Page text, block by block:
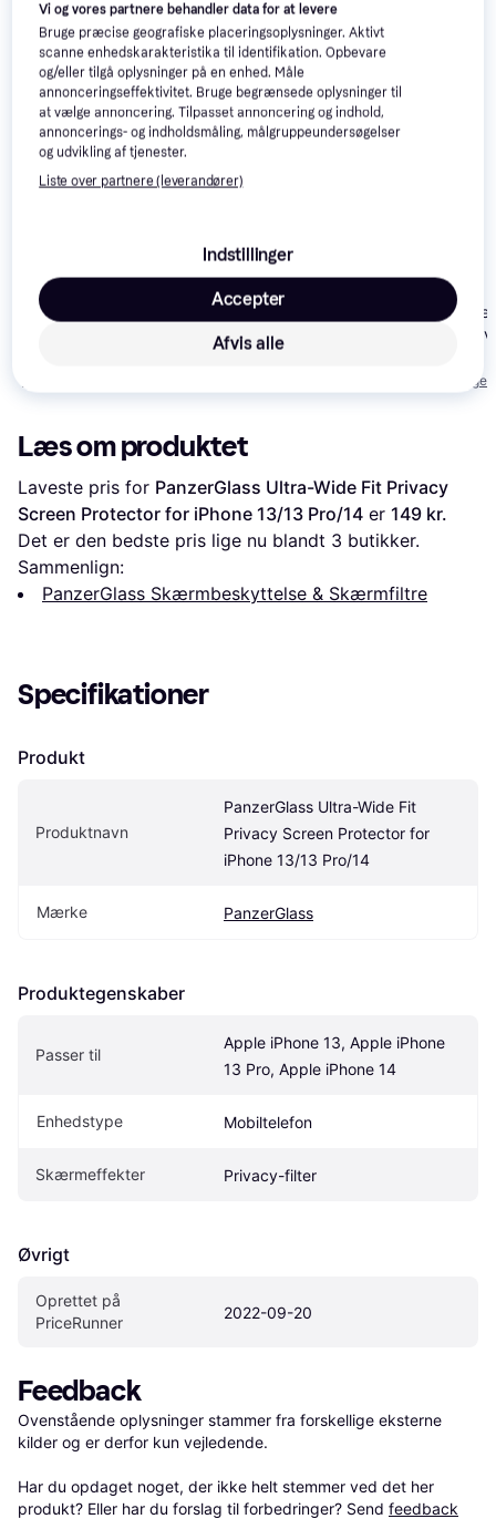
Wide Fit Privacy
Skærmbeskyttelse til
iPhone 16e/14/13/13
Privacy Screen
iPhone 13/13 Pro/14
Zagg
Glass Elite
for iPhone 13/
Eller 3
Læs om produktet
Laveste pris for PanzerGlass Ultra-Wide Fit Privacy
Screen Protector for iPhone 13/13 Pro/14 er 149 kr.
Det er den bedste pris lige nu blandt 3 butikker.
Sammenlign:
PanzerGlass Skærmbeskyttelse & Skærmfiltre
Specifikationer
Produkt
Produktnavn
PanzerGlass Ultra-Wide Fit
Privacy Screen Protector for
iPhone 13/13 Pro/14
Mærke PanzerGlass
Produktegenskaber
Passer til
Apple iPhone 13, Apple iPhone
13 Pro, Apple iPhone 14
Enhedstype Mobiltelefon
Skærmeffekter Privacy-filter
Øvrigt
Oprettet på
PriceRunner
2022-09-20
Feedback
Ovenstående oplysninger stammer fra forskellige eksterne
kilder og er derfor kun vejledende.
Har du opdaget noget, der ikke helt stemmer ved det her
produkt? Eller har du forslag til forbedringer? Send feedback
Vi og vores partnere behandler data for at levere
Bruge præcise geografiske placeringsoplysninger. Aktivt
scanne enhedskarakteristika til identifikation. Opbevare
og/eller tilgå oplysninger på en enhed. Måle
annonceringseffektivitet. Bruge begrænsede oplysninger til
at vælge annoncering. Tilpasset annoncering og indhold,
annoncerings- og indholdsmåling, målgruppeundersøgelser
og udvikling af tjenester.
Liste over partnere (leverandører)
Indstillinger
Afvis alle
Accepter